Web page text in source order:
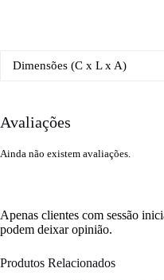
Dimensões (C x L x A)
Avaliações
Ainda não existem avaliações.
Apenas clientes com sessão
podem deixar opinião.
Produtos Relacionados